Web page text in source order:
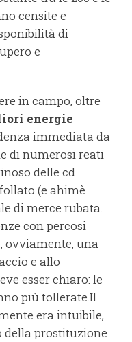
censite e
di
e
in campo, oltre
energie
immediata da
di numerosi reati
delle cd
(e ahimè
di merce rubata.
con percosi
ovviamente, una
e allo
esser chiaro: le
più tollerate.Il
era intuibile,
della prostituzione